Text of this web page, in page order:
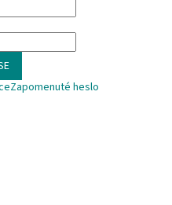
Zapomenuté heslo